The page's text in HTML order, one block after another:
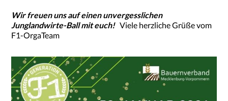
Wir freuen uns auf einen unvergesslichen
Junglandwirte-Ball mit euch!Viele herzliche Grüße vom
F1-OrgaTeam